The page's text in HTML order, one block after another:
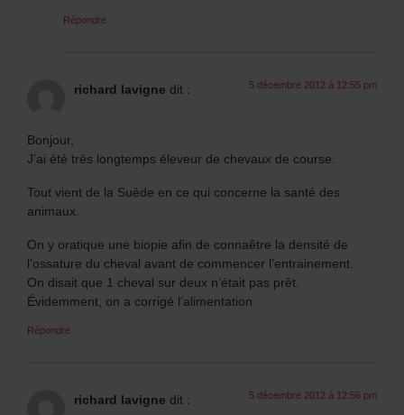
Répondre
richard lavigne dit : 5 décembre 2012 à 12:55 pm
Bonjour,
J’ai été très longtemps éleveur de chevaux de course.
Tout vient de la Suède en ce qui concerne la santé des
animaux.
On y oratique une biopie afin de connaêtre la densité de
l’ossature du cheval avant de commencer l’entrainement.
On disait que 1 cheval sur deux n’était pas prêt.
Évidemment, on a corrigé l’alimentation
Répondre
richard lavigne dit : 5 décembre 2012 à 12:56 pm